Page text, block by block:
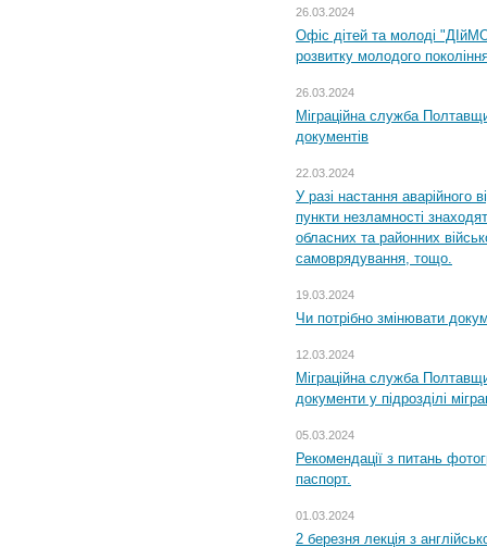
26.03.2024
Офіс дітей та молоді
розвитку молодого
26.03.2024
Міграційна служба
документів
22.03.2024
У разі настання аварійного
пункти незламності
обласних та районних
самоврядування, тощо.
19.03.2024
Чи потрібно змінювати
12.03.2024
Міграційна служба
документи у підрозділі
05.03.2024
Рекомендації з питань
паспорт.
01.03.2024
2 березня лекція з